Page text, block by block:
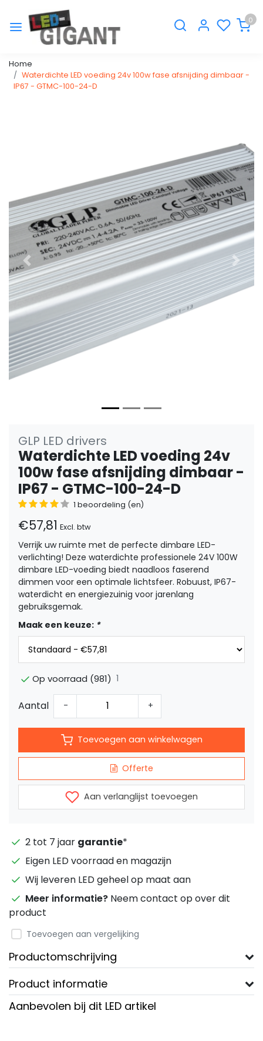
0
Home
Waterdichte LED voeding 24v 100w fase afsnijding dimbaar -
IP67 - GTMC-100-24-D
Vorige
GLP LED drivers
Waterdichte LED voeding 24v
100w fase afsnijding dimbaar -
IP67 - GTMC-100-24-D
1 beoordeling (en)
€57,81 Excl. btw
Verrijk uw ruimte met de perfecte dimbare LED-
verlichting! Deze waterdichte professionele 24V 100W
dimbare LED-voeding biedt naadloos faserend
dimmen voor een optimale lichtsfeer. Robuust, IP67-
waterdicht en energiezuinig voor jarenlang
gebruiksgemak.
Maak een keuze: *
Op voorraad (981) 1
Aantal - +
Toevoegen aan winkelwagen
Offerte
Aan verlanglijst toevoegen
2 tot 7 jaar garantie*
Eigen LED voorraad en magazijn
Wij leveren LED geheel op maat aan
Meer informatie? Neem contact op over dit
product
Toevoegen aan vergelijking
Productomschrijving
Product informatie
Aanbevolen bij dit LED artikel